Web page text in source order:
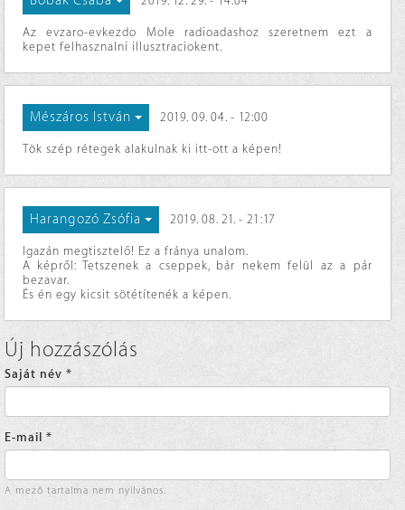
Az evzaro-evkezdo Mole radioadashoz szeretnem ezt a
kepet felhasznalni illusztraciokent.
Mészáros István 2019. 09. 04. - 12:00
Tök szép rétegek alakulnak ki itt-ott a képen!
Harangozó Zsófia 2019. 08. 21. - 21:17
Igazán megtisztelő! Ez a fránya unalom.
A képről: Tetszenek a cseppek, bár nekem felül az a pár
bezavar.
És én egy kicsit sötétítenék a képen.
Új hozzászólás
Saját név *
E-mail *
A mező tartalma nem nyilvános.